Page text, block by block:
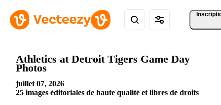
Athletics at Detroit Tigers Game Day
Photos
juillet 07, 2026
25 images éditoriales de haute qualité et libres de droits